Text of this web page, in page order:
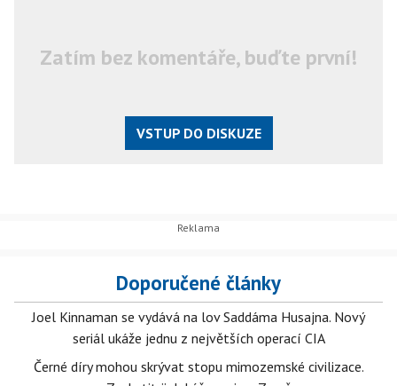
Zatím bez komentáře, buďte první!
VSTUP DO DISKUZE
Doporučené články
Joel Kinnaman se vydává na lov Saddáma Husajna. Nový
seriál ukáže jednu z největších operací CIA
Černé díry mohou skrývat stopu mimozemské civilizace.